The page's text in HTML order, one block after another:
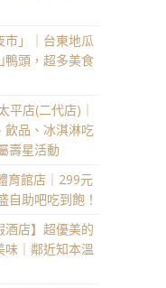
市」｜台東地瓜
鴨頭，超多美食
平店(二代店)｜
飲品、冰淇淋吃
壽星活動
育館店｜299元
自助吧吃到飽！
酒店】超優美的
味｜鄰近知本溫